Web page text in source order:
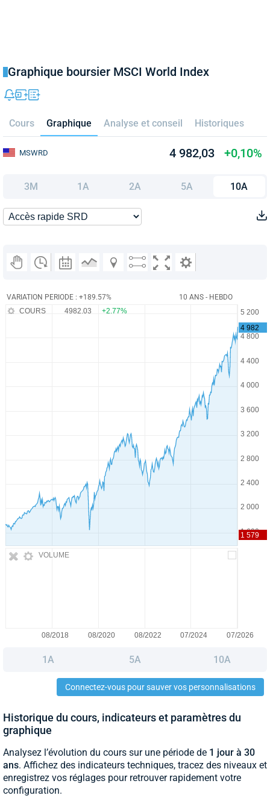
Graphique boursier MSCI World Index
Cours Graphique Analyse et conseil Historiques
MSWRD 4 982,03 +0,10%
3M 1A 2A 5A 10A
VARIATION PERIODE : +189.57% 10 ANS - HEBDO
VOLUME
COURS 4982.03 +2.77%
1A 5A 10A
Connectez-vous pour sauver vos personnalisations
Historique du cours, indicateurs et paramètres du
graphique
Analysez l’évolution du cours sur une période de 1 jour à 30
ans. Affichez des indicateurs techniques, tracez des niveaux et
enregistrez vos réglages pour retrouver rapidement votre
configuration.